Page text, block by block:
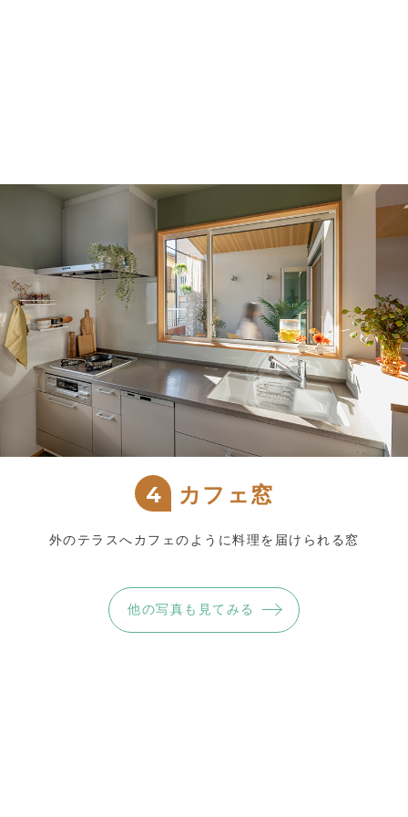
4 カフェ窓
外のテラスへカフェのように料理を届けられる窓
他の写真も見てみる